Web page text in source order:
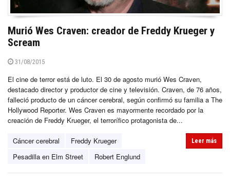
Murió Wes Craven: creador de Freddy Krueger y
Scream
31/08/2015
El cine de terror está de luto. El 30 de agosto murió Wes Craven,
destacado director y productor de cine y televisión. Craven, de 76 años,
falleció producto de un cáncer cerebral, según confirmó su familia a The
Hollywood Reporter. Wes Craven es mayormente recordado por la
creación de Freddy Krueger, el terrorífico protagonista de...
Cáncer cerebral
Freddy Krueger
Pesadilla en Elm Street
Robert Englund
Leer más